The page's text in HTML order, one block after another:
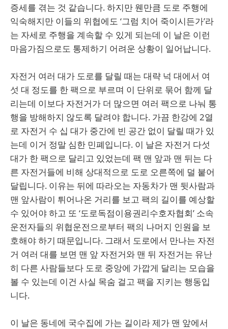
증세를 겪는 것 같습니다. 하지만 웬만큼 도로 주행에
익숙해지만 이들의 위협에도 ‘그럼 치어 죽이시든가’라
는 자세로 주행을 계속할 수 있게 되는데 이 날은 이런
마음가짐으로도 통제하기 어려운 상황이 일어납니다.
자전거 여러 대가 도로를 달릴 때는 대략 넉 대에서 여
섯 대 정도를 한 팩으로 부르며 이 단위로 묶어 함께 달
리는데 이보다 자전거가 더 많으면 여러 팩으로 나눠 통
행을 방해하지 않도록 달려야 합니다. 가끔 한강에 2열
로 자전거 수 십 대가 중간에 빈 공간 없이 달릴 때가 있
는데 이거 정말 심한 민폐입니다. 이 날은 자전거 다섯
대가 한 팩으로 달리고 있었는데 팩 맨 앞과 맨 뒤는 다
른 자전거들에 비해 상대적으로 도로 오른쪽에 덜 붙어
달립니다. 이유는 뒤에 따라오는 자동차가 맨 뒷사람과
맨 앞사람이 튀어나온 거리를 보고 팩의 길이를 예상할
수 있어야 하고 또 ‘도로독점이용권리수호자협회’ 소속
운전자들의 위협운전으로부터 팩의 나머지 인원을 보
호해야 하기 때문입니다. 그래서 도로에서 만나는 자전
거 여러 대를 보면 맨 앞 자전거와 맨 뒤 자전거는 유난
히 다른 사람들보다 도로 중앙에 가깝게 달리는 모습을
볼 수 있는데 이건 사실 목숨 걸고 팩을 지키는 행동입
니다.
이 날은 동네에 국수집에 가는 길이라 제가 맨 앞에서